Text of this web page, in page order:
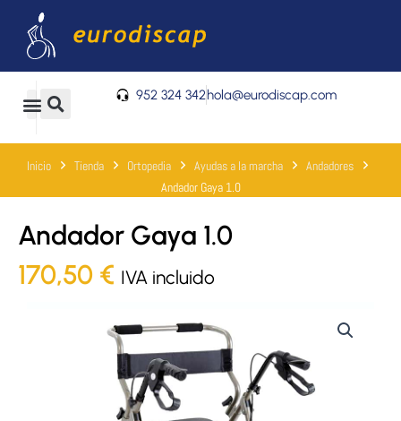
contenido
0
Carrito 952 324 342hola@eurodiscap.com
Inicio Tienda Ortopedia Ayudas a la marcha
Andadores
Andador Gaya 1.0
Andador Gaya 1.0
170,50 € IVA incluido